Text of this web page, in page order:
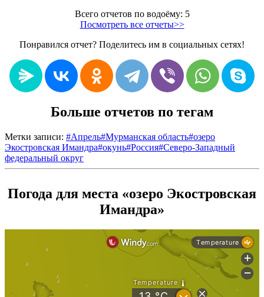
Всего отчетов по водоёму: 5
Посмотреть все отчеты>>
Понравился отчет? Поделитесь им в социальных сетях!
Больше отчетов по тегам
Метки записи: #Апрель#Мурманская область#озеро
Экостровская Имандра#окунь#Россия#Северо-Западный
федеральный округ
Погода для места «озеро Экостровская
Имандра»